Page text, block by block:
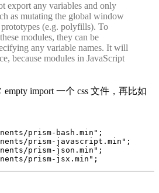
export any variables and only
as mutating the global window
(e.g. polyfills). To
modules, they can be
any variable names. It will
because modules in JavaScript
import 一个 css 文件，再比如
prism-bash.min" ;
prism-javascript.min" ;
prism-json.min" ;
prism-jsx.min" ;